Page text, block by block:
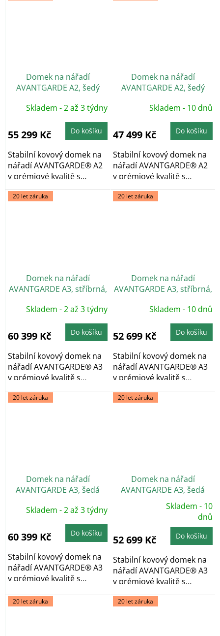
Domek na nářadí
AVANTGARDE A2, šedý
Skladem - 2 až 3 týdny
55 299 Kč Do košíku
Stabilní kovový domek na
nářadí AVANTGARDE® A2
v prémiové kvalitě s
pultovou...
Domek na nářadí
AVANTGARDE A2, šedý
Skladem - 10 dnů
47 499 Kč Do košíku
Stabilní kovový domek na
nářadí AVANTGARDE® A2
v prémiové kvalitě s
pultovou...
20 let záruka
Domek na nářadí
AVANTGARDE A3, stříbrná,
Skladem - 2 až 3 týdny
60 399 Kč Do košíku
Stabilní kovový domek na
nářadí AVANTGARDE® A3
v prémiové kvalitě s
pultovou...
20 let záruka
Domek na nářadí
AVANTGARDE A3, stříbrná,
Skladem - 10 dnů
52 699 Kč Do košíku
Stabilní kovový domek na
nářadí AVANTGARDE® A3
v prémiové kvalitě s
pultovou...
20 let záruka
Domek na nářadí
AVANTGARDE A3, šedá
Skladem - 2 až 3 týdny
60 399 Kč Do košíku
Stabilní kovový domek na
nářadí AVANTGARDE® A3
v prémiové kvalitě s
20 let záruka
Domek na nářadí
AVANTGARDE A3, šedá
metalíza, jednokřídlé
dveře
5,0
z
5
Skladem - 10
dnů
52 699 Kč Do košíku
Stabilní kovový domek na
nářadí AVANTGARDE® A3
v prémiové kvalitě s
pultovou...
20 let záruka 20 let záruka